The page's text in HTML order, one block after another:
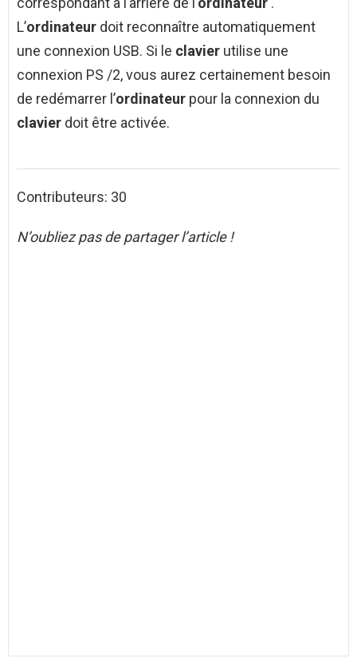
L’ordinateur doit reconnaître automatiquement
une connexion USB. Si le clavier utilise une
connexion PS /2, vous aurez certainement besoin
de redémarrer l’ordinateur pour la connexion du
clavier doit être activée.
Contributeurs: 30
N’oubliez pas de partager l’article !